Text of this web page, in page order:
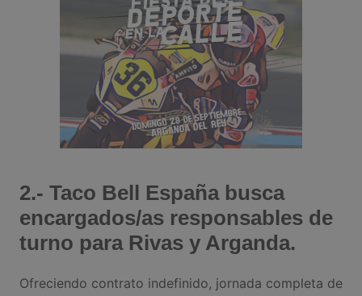
2.- Taco Bell España busca
encargados/as responsables de
turno para Rivas y Arganda.
Ofreciendo contrato indefinido, jornada completa de